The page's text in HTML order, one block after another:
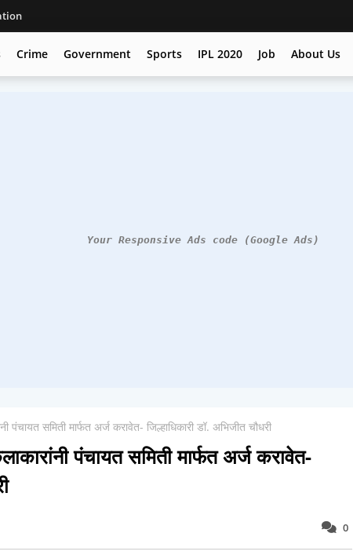
Crime Government Sports IPL 2020 Job About Us
Your Responsive Ads code (Google Ads)
पंचायत समिती मार्फत अर्ज करावेत- जिल्हाधिकारी डॉ. अभिजीत चौधरी
पंचायत समिती मार्फत अर्ज करावेत-
0